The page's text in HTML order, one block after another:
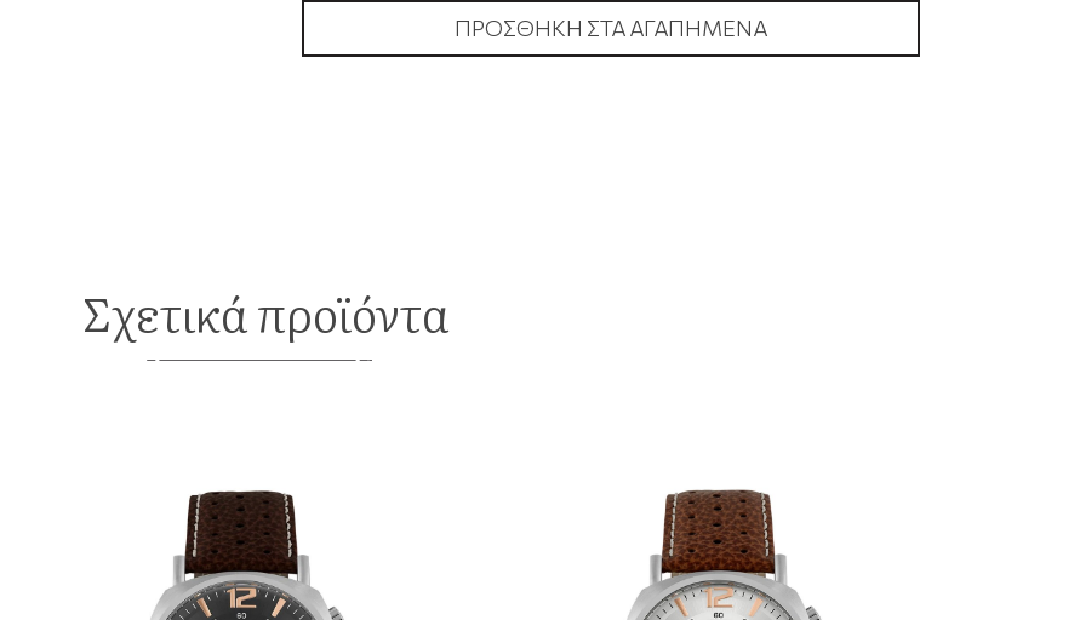
ΠΡΟΣΘΉΚΗ ΣΤΑ ΑΓΑΠΗΜΈΝΑ
Σχετικά προϊόντα